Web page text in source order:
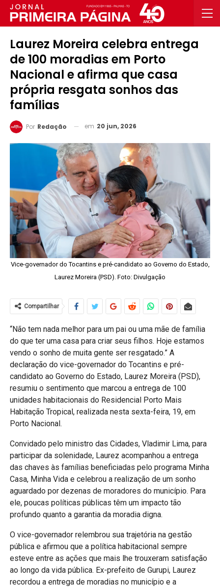
Laurez Moreira celebra entrega
de 100 moradias em Porto
Nacional e afirma que casa
própria resgata sonhos das
famílias
Por Redação em 20 jun, 2026
Vice-governador do Tocantins e pré-candidato ao Governo do Estado,
Laurez Moreira (PSD). Foto: Divulgação
Compartilhar
“Não tem nada melhor para um pai ou uma mãe de família
do que ter uma casa para criar seus filhos. Hoje estamos
vendo o sonho de muita gente ser resgatado.” A
declaração do vice-governador do Tocantins e pré-
candidato ao Governo do Estado, Laurez Moreira (PSD),
resumiu o sentimento que marcou a entrega de 100
unidades habitacionais do Residencial Porto Mais
Habitação Tropical, realizada nesta sexta-feira, 19, em
Porto Nacional.
Convidado pelo ministro das Cidades, Vladimir Lima, para
participar da solenidade, Laurez acompanhou a entrega
das chaves às famílias beneficiadas pelo programa Minha
Casa, Minha Vida e celebrou a realização de um sonho
aguardado por dezenas de moradores do município. Para
ele, poucas políticas públicas têm um impacto tão
profundo quanto a garantia da moradia digna.
O vice-governador relembrou sua trajetória na gestão
pública e afirmou que a política habitacional sempre
esteve entre as ações que mais lhe trouxeram satisfação
ao longo da vida pública. Ex-prefeito de Gurupi, Laurez
recordou a entrega de moradias no município e a